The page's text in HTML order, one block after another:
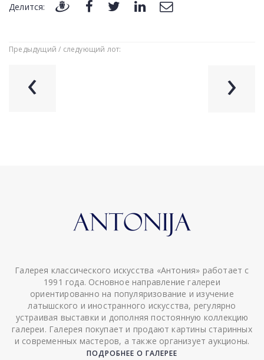
Делится:
Предыдущий / следующий лот:
‹ ›
Галерея классического искусства «Антония» работает с
1991 года. Основное направление галереи
ориентированно на популяризование и изучение
латышского и иностранного искусства, регулярно
устраивая выставки и дополняя постоянную коллекцию
галереи. Галерея покупает и продают картины старинных
и современных мастеров, а также организует аукционы.
ПОДРОБНЕЕ О ГАЛЕРЕЕ